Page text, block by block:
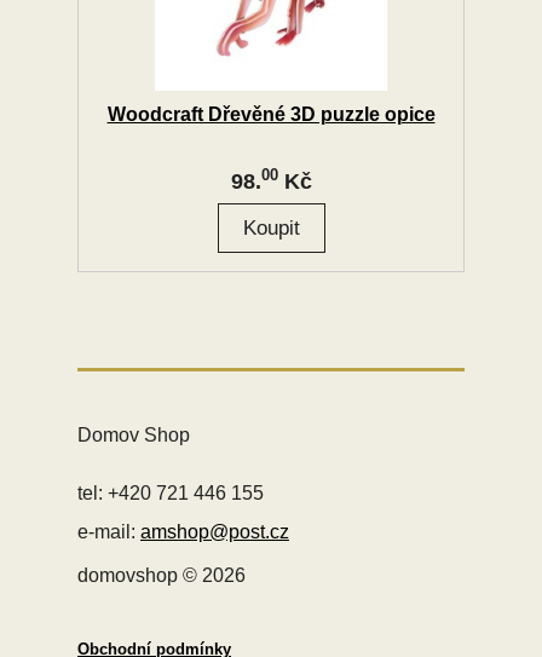
Woodcraft Dřevěné 3D puzzle opice
98.00Kč
Domov Shop
tel: +420 721 446 155
e-mail: amshop@post.cz
domovshop © 2026
Obchodní podmínky